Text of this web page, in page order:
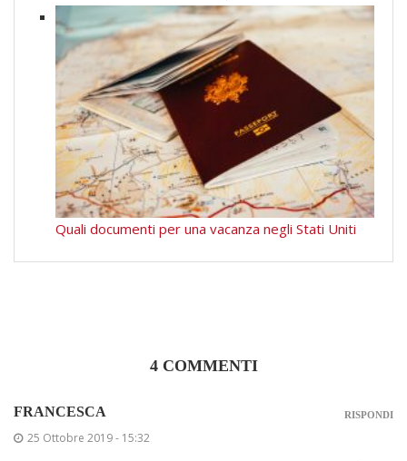
Quali documenti per una vacanza negli Stati Uniti
4 COMMENTI
FRANCESCA
25 Ottobre 2019 - 15:32
RISPONDI